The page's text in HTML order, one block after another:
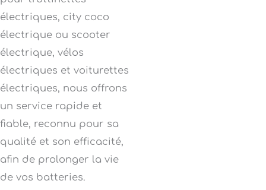
électriques, city coco
électrique ou scooter
électrique, vélos
électriques et voiturettes
électriques, nous offrons
un service rapide et
fiable, reconnu pour sa
qualité et son efficacité,
afin de prolonger la vie
de vos batteries.